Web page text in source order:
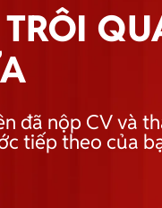
đã nộp CV và
tiếp theo của